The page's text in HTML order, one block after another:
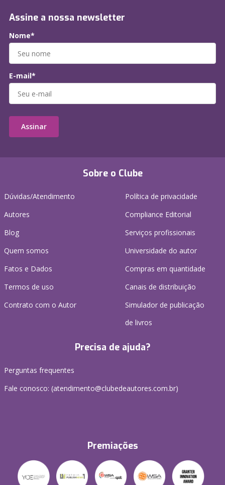
Sobre o Clube
Dúvidas/Atendimento
Autores
Blog
Quem somos
Fatos e Dados
Termos de uso
Contrato com o Autor
Política de privacidade
Compliance Editorial
Serviços profissionais
Universidade do autor
Compras em quantidade
Canais de distribuição
Simulador de publicação
de livros
Precisa de ajuda?
Perguntas frequentes
Fale conosco: (atendimento@clubedeautores.com.br)
Premiações
Assine a nossa newsletter
Nome*
E-mail*
Assinar